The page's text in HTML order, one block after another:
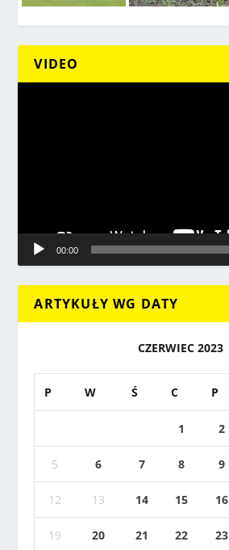
VIDEO
00:00
ARTYKUŁY WG DATY
CZERWIEC 2023
P W Ś C P
1 2
5 6 7 8 9
12 13 14 15 16
19 20 21 22 23